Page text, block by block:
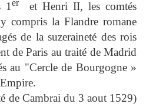
1 eret Henri II, les comtés
compris la Flandre romane
de la suzeraineté des rois
de Paris au traité de Madrid
au "Cercle de Bourgogne »
de Cambrai du 3 aout 1529)